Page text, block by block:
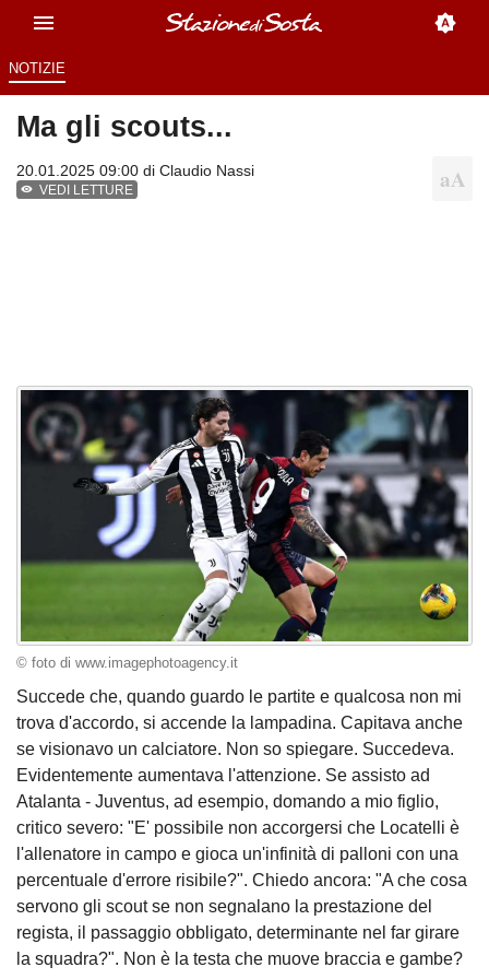
NOTIZIE
Ma gli scouts...
20.01.2025 09:00 di Claudio Nassi
VEDI LETTURE
© foto di www.imagephotoagency.it
Succede che, quando guardo le partite e qualcosa non mi
trova d'accordo, si accende la lampadina. Capitava anche
se visionavo un calciatore. Non so spiegare. Succedeva.
Evidentemente aumentava l'attenzione. Se assisto ad
Atalanta - Juventus, ad esempio, domando a mio figlio,
critico severo: "E' possibile non accorgersi che Locatelli è
l'allenatore in campo e gioca un'infinità di palloni con una
percentuale d'errore risibile?". Chiedo ancora: "A che cosa
servono gli scout se non segnalano la prestazione del
regista, il passaggio obbligato, determinante nel far girare
la squadra?". Non è la testa che muove braccia e gambe?